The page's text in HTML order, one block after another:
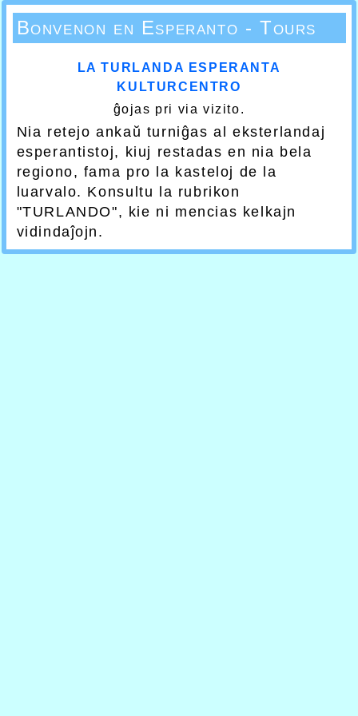
Bonvenon en Esperanto - Tours
LA TURLANDA ESPERANTA
KULTURCENTRO
ĝojas pri via vizito.
Nia retejo ankaŭ turniĝas al eksterlandaj
esperantistoj, kiuj restadas en nia bela
regiono, fama pro la kasteloj de la
luarvalo. Konsultu la rubrikon
"TURLANDO", kie ni mencias kelkajn
vidindaĵojn.